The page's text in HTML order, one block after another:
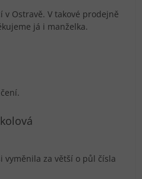
Ostravě. V takové prodejně
já i manželka.
je 5 z 5 hvězdiček.
je 5 z 5 hvězdiček.
vyměnila za větší o půl čísla